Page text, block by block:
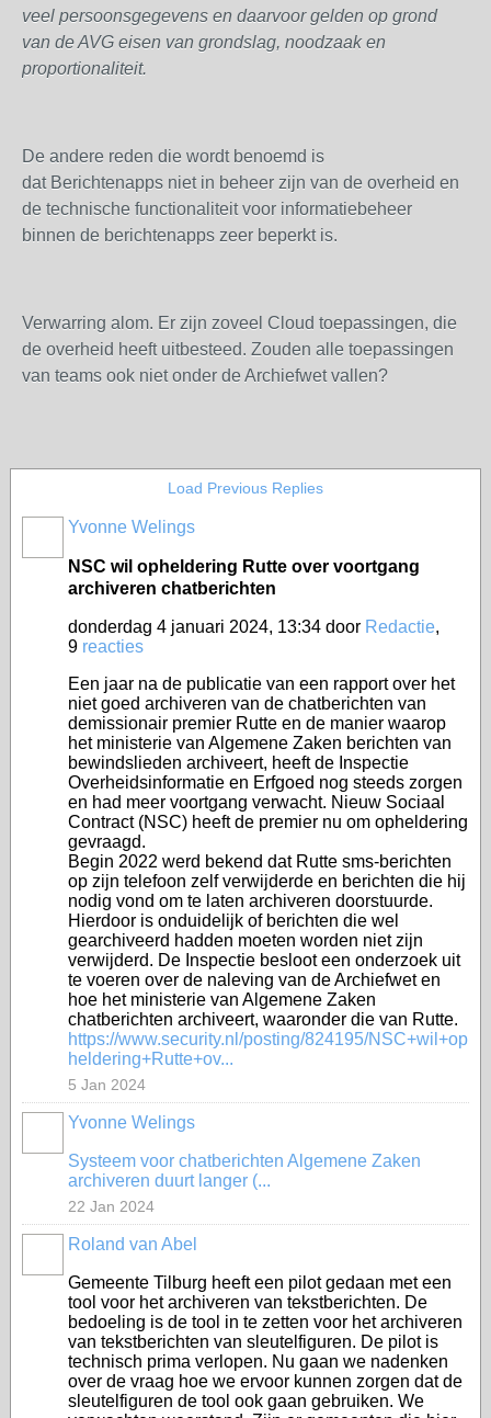
veel persoonsgegevens en daarvoor gelden op grond
van de AVG eisen van grondslag, noodzaak en
proportionaliteit.
De andere reden die wordt benoemd is
dat Berichtenapps niet in beheer zijn van de overheid en
de technische functionaliteit voor informatiebeheer
binnen de berichtenapps zeer beperkt is.
Verwarring alom. Er zijn zoveel Cloud toepassingen, die
de overheid heeft uitbesteed. Zouden alle toepassingen
van teams ook niet onder de Archiefwet vallen?
Load Previous Replies
Yvonne Welings
NSC wil opheldering Rutte over voortgang
archiveren chatberichten
donderdag 4 januari 2024, 13:34 door Redactie,
9 reacties
Een jaar na de publicatie van een rapport over het
niet goed archiveren van de chatberichten van
demissionair premier Rutte en de manier waarop
het ministerie van Algemene Zaken berichten van
bewindslieden archiveert, heeft de Inspectie
Overheidsinformatie en Erfgoed nog steeds zorgen
en had meer voortgang verwacht. Nieuw Sociaal
Contract (NSC) heeft de premier nu om opheldering
gevraagd.
Begin 2022 werd bekend dat Rutte sms-berichten
op zijn telefoon zelf verwijderde en berichten die hij
nodig vond om te laten archiveren doorstuurde.
Hierdoor is onduidelijk of berichten die wel
gearchiveerd hadden moeten worden niet zijn
verwijderd. De Inspectie besloot een onderzoek uit
te voeren over de naleving van de Archiefwet en
hoe het ministerie van Algemene Zaken
chatberichten archiveert, waaronder die van Rutte.
https://www.security.nl/posting/824195/NSC+wil+op
heldering+Rutte+ov...
5 Jan 2024
Yvonne Welings
Systeem voor chatberichten Algemene Zaken
archiveren duurt langer (...
22 Jan 2024
Roland van Abel
Gemeente Tilburg heeft een pilot gedaan met een
tool voor het archiveren van tekstberichten. De
bedoeling is de tool in te zetten voor het archiveren
van tekstberichten van sleutelfiguren. De pilot is
technisch prima verlopen. Nu gaan we nadenken
over de vraag hoe we ervoor kunnen zorgen dat de
sleutelfiguren de tool ook gaan gebruiken. We